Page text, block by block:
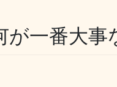
一番大事